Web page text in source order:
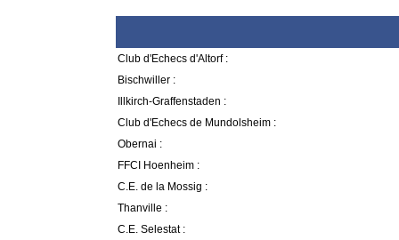
Club d'Echecs d'Altorf :
Bischwiller :
Illkirch-Graffenstaden :
Club d'Echecs de Mundolsheim :
Obernai :
FFCI Hoenheim :
C.E. de la Mossig :
Thanville :
C.E. Selestat :